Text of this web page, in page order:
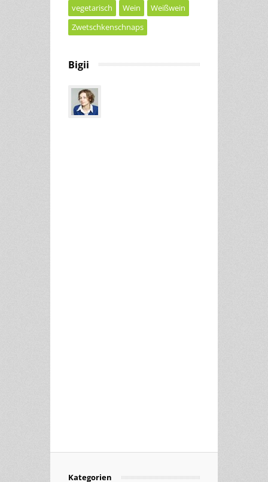
vegetarisch Wein
Weißwein
Zwetschkenschnaps
Bigii
Kategorien